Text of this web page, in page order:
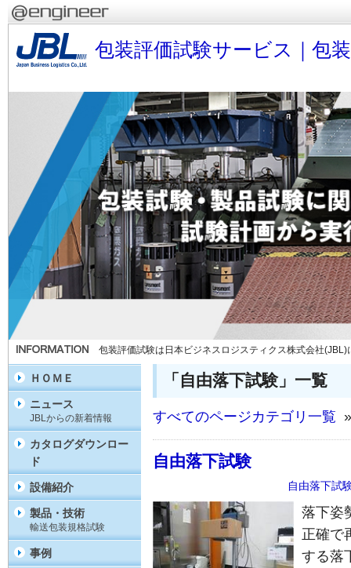
包装評価試験サービス｜包
包装評価試験は日本ビジネスロジスティクス株式会社
「自由落下試験」一覧
すべてのページカテゴリ一覧
自由落下試験
自由落下試
落下姿
正確で
する落
ＨＯＭＥ
ニュース
JBLからの新着情報
カタログダウンロー
ド
設備紹介
製品・技術
輸送包装規格試験
事例